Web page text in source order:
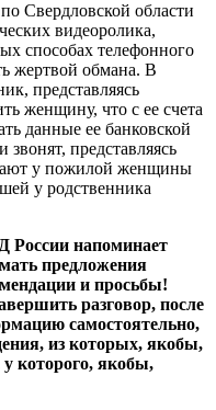
Свердловской области
видеоролика,
способах телефонного
жертвой обмана. В
представляясь
женщину, что с ее счета
данные ее банковской
представляясь
у пожилой женщины
у родственника
напоминает
предложения
и просьбы!
разговор, после
самостоятельно,
из которых, якобы,
у которого, якобы,